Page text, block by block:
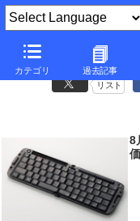
カテゴリ 過去記事
エレコム、Androidで利
リスト
8